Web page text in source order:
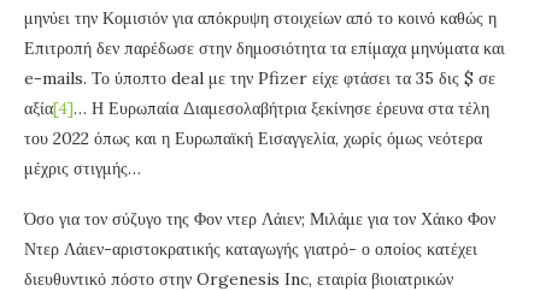
μηνύει την Κομισιόν για απόκρυψη στοιχείων από το κοινό καθώς η
Επιτροπή δεν παρέδωσε στην δημοσιότητα τα επίμαχα μηνύματα και
e-mails. Το ύποπτο deal με την Pfizer είχε φτάσει τα 35 δις $ σε
αξία[4]… Η Ευρωπαία Διαμεσολαβήτρια ξεκίνησε έρευνα στα τέλη
του 2022 όπως και η Ευρωπαϊκή Εισαγγελία, χωρίς όμως νεότερα
μέχρις στιγμής…
Όσο για τον σύζυγο της Φον ντερ Λάιεν; Μιλάμε για τον Χάικο Φον
Ντερ Λάιεν-αριστοκρατικής καταγωγής γιατρό- ο οποίος κατέχει
διευθυντικό πόστο στην Orgenesis Inc, εταιρία βιοιατρικών